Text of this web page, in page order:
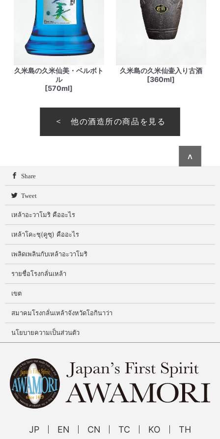
久米島の久米仙美・ベルボト
ル
[570ml]
久米島の久米仙壷入り古酒
[360ml]
他の酒造所の商品を見る
∧
Share
Tweet
เหล้าอะวาโมริ คืออะไร
เหล้าโคะชุ(คูซุ) คืออะไร
เพลิดเพลินกับเหล้าอะวาโมริ
รายชื่อโรงกลั่นเหล้า
เขต
สมาคมโรงกลั่นเหล้าจังหวัดโอกินาว่า
นโยบายความเป็นส่วนตัว
JP EN CN TC KO TH